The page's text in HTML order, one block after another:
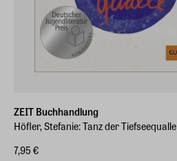
ZEIT Buchhandlung
Höfler, Stefanie: Tanz der Tiefseequalle
7,95 €